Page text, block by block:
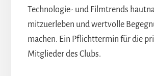
Technologie- und Filmtrends
mitzuerleben und wertvolle
machen. Ein Pflichttermin für die
Mitglieder des Clubs.